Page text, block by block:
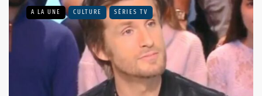
A LA UNE CULTURE SÉRIES TV